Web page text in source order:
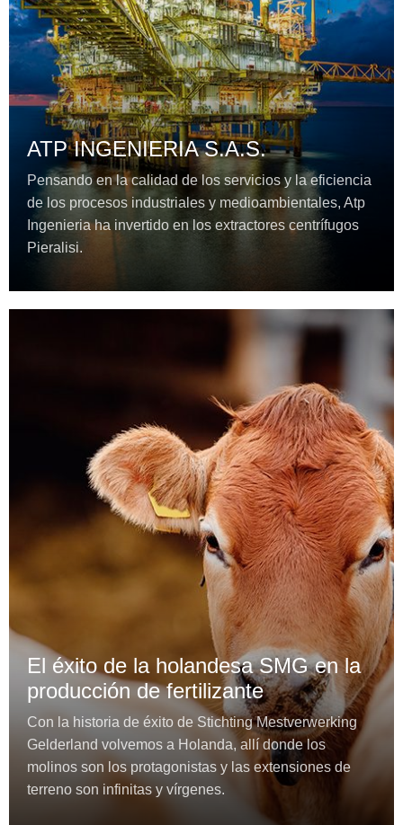
ATP INGENIERIA S.A.S.
Pensando en la calidad de los servicios y la eficiencia
de los procesos industriales y medioambientales, Atp
Ingenieria ha invertido en los extractores centrífugos
Pieralisi.
El éxito de la holandesa SMG en la
producción de fertilizante
Con la historia de éxito de Stichting Mestverwerking
Gelderland volvemos a Holanda, allí donde los
molinos son los protagonistas y las extensiones de
terreno son infinitas y vírgenes.